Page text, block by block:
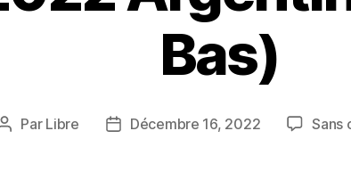
Bas)
Auteur
Par Libre
DateDécembre 16, 2022 Sans